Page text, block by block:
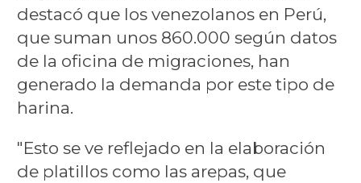
destacó que los venezolanos en Perú,
que suman unos 860.000 según datos
de la oficina de migraciones, han
generado la demanda por este tipo de
harina.
"Esto se ve reflejado en la elaboración
de platillos como las arepas, que